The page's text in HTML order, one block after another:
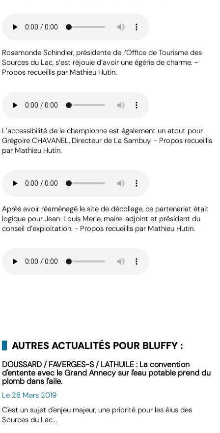
Rosemonde Schindler, présidente de l’Office de Tourisme des
Sources du Lac, s’est réjouie d’avoir une égérie de charme. -
Propos recueillis par Mathieu Hutin.
L’accessibilité de la championne est également un atout pour
Grégoire CHAVANEL, Directeur de La Sambuy. - Propos recueillis
par Mathieu Hutin.
Après avoir réaménagé le site de décollage, ce partenariat était
logique pour Jean-Louis Merle, maire-adjoint et président du
conseil d’exploitation. - Propos recueillis par Mathieu Hutin.
AUTRES ACTUALITÉS POUR BLUFFY :
DOUSSARD / FAVERGES-S / LATHUILE : La convention
d'entente avec le Grand Annecy sur l'eau potable prend du
plomb dans l'aile.
Le 28 Mars 2019
C'est un sujet d'enjeu majeur, une priorité pour les élus des
Sources du Lac...